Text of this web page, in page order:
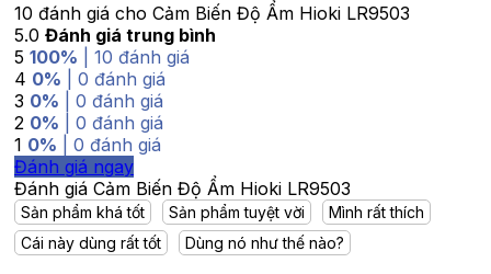
10 đánh giá cho Cảm Biến Độ Ẩm Hioki LR9503
5.0 Đánh giá trung bình
5 100% | 10 đánh giá
4 0% | 0 đánh giá
3 0% | 0 đánh giá
2 0% | 0 đánh giá
1 0% | 0 đánh giá
Đánh giá ngay
Đánh giá Cảm Biến Độ Ẩm Hioki LR9503
Sản phẩm khá tốt Sản phẩm tuyệt vời
Mình rất thích
Cái này dùng rất tốt
Dùng nó như thế nào?